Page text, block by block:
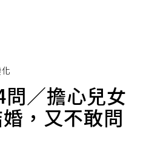
／擔心兒女
，又不敢問